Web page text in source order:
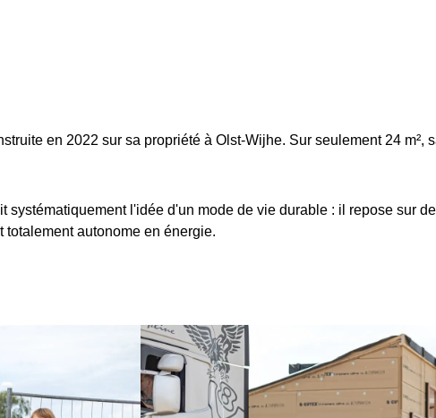
en 2022 sur sa propriété à Olst-Wijhe. Sur seulement 24
l'idée d'un mode de vie durable : il repose sur
autonome en énergie.